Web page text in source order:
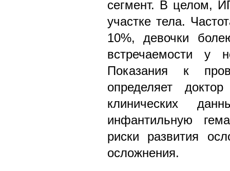
сегмент. В целом,
участке тела.
10%, девочки
встречаемости у
Показания к
определяет
клинических
инфантильную
риски развития
осложнения.